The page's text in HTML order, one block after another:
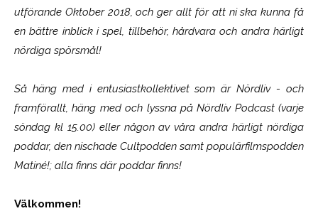
utförande Oktober 2018, och ger allt för att ni ska kunna få
en bättre inblick i spel, tillbehör, hårdvara och andra härligt
nördiga spörsmål!
Så häng med i entusiastkollektivet som ärNördliv- och
framförallt, häng med och lyssna på Nördliv Podcast (varje
söndag kl 15.00) eller någon av våra andra härligt nördiga
poddar, den nischade Cultpodden samt populärfilmspodden
Matiné!; alla finns där poddar finns!
Välkommen!